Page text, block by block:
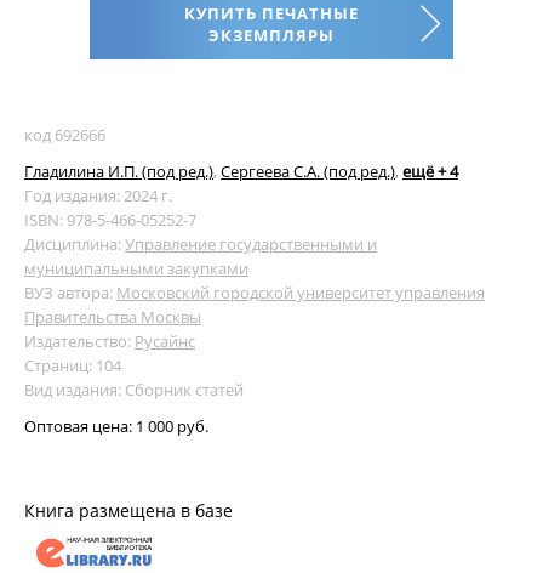
КУПИТЬ ПЕЧАТНЫЕ
ЭКЗЕМПЛЯРЫ
код 692666
Гладилина И.П. (под ред.), Сергеева С.А. (под ред.), ещё + 4
Год издания: 2024 г.
ISBN: 978-5-466-05252-7
Дисциплина:Управление государственными и
муниципальными закупками
ВУЗ автора: Московский городской университет управления
Правительства Москвы
Издательство: Русайнс
Страниц: 104
Вид издания: Сборник статей
Оптовая цена: 1 000 руб.
Книга размещена в базе